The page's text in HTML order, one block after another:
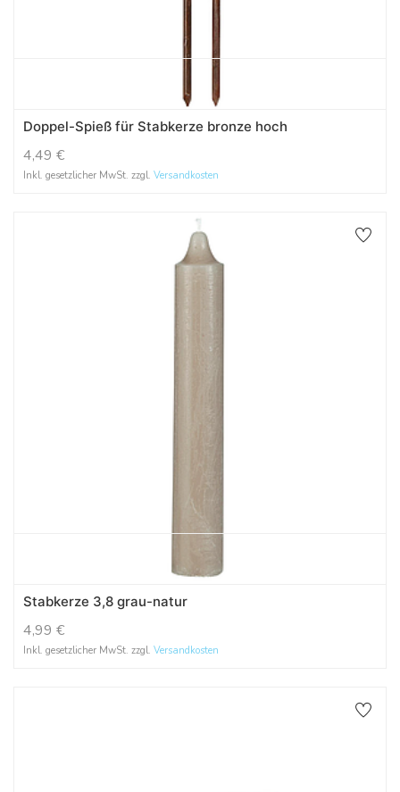
Doppel-Spieß für Stabkerze bronze hoch
4,49 €
Inkl. gesetzlicher MwSt. zzgl. Versandkosten
Stabkerze 3,8 grau-natur
4,99 €
Inkl. gesetzlicher MwSt. zzgl. Versandkosten